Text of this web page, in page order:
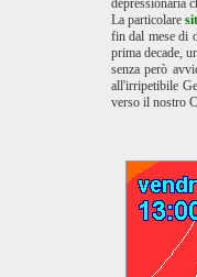
depressionaria
La particolare
fin dal mese di
prima decade,
senza però
all'irripetibile
verso il nostro